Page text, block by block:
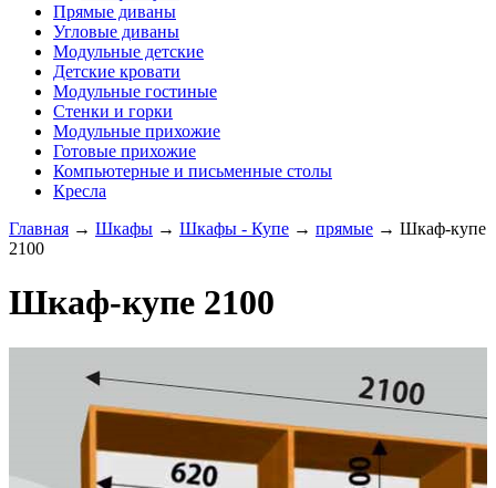
Прямые диваны
Угловые диваны
Модульные детские
Детские кровати
Модульные гостиные
Стенки и горки
Модульные прихожие
Готовые прихожие
Компьютерные и письменные столы
Кресла
Главная → Шкафы → Шкафы - Купе → прямые → Шкаф-купе
2100
Шкаф-купе 2100